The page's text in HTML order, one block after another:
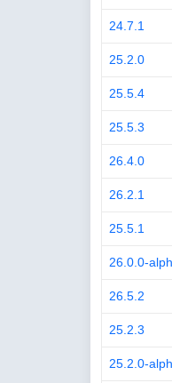
24.7.1
25.2.0
25.5.4
25.5.3
26.4.0
26.2.1
25.5.1
26.0.0-
26.5.2
25.2.3
25.2.0-